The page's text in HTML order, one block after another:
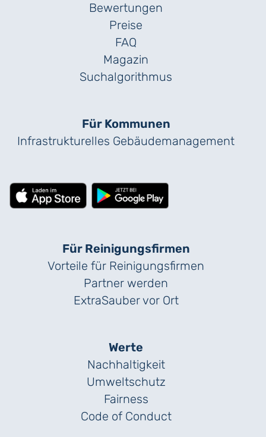
Bewertungen
Preise
FAQ
Magazin
Suchalgorithmus
Für Kommunen
Infrastrukturelles Gebäude­management
Für Reinigungs­firmen
Vorteile für Reinigungs­firmen
Partner werden
ExtraSauber vor Ort
Werte
Nachhaltigkeit
Umweltschutz
Fairness
Code of Conduct